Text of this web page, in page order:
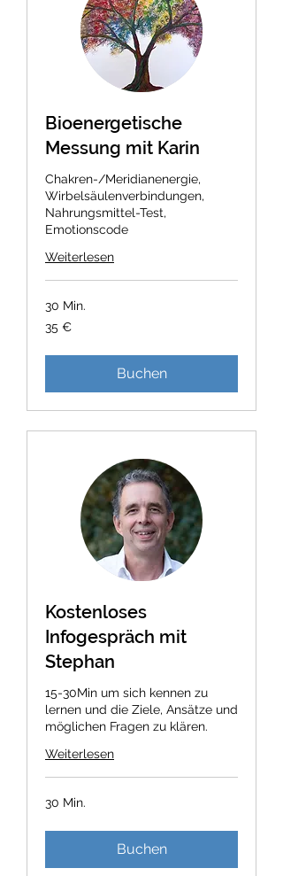
Bioenergetische
Messung mit Karin
Chakren-/Meridianenergie,
Wirbelsäulenverbindungen,
Nahrungsmittel-Test,
Emotionscode
Weiterlesen
30 Min.
Euro
35 €
Buchen
Kostenloses
Infogespräch mit
Stephan
15-30Min um sich kennen zu
lernen und die Ziele, Ansätze und
möglichen Fragen zu klären.
Weiterlesen
30 Min.
Buchen